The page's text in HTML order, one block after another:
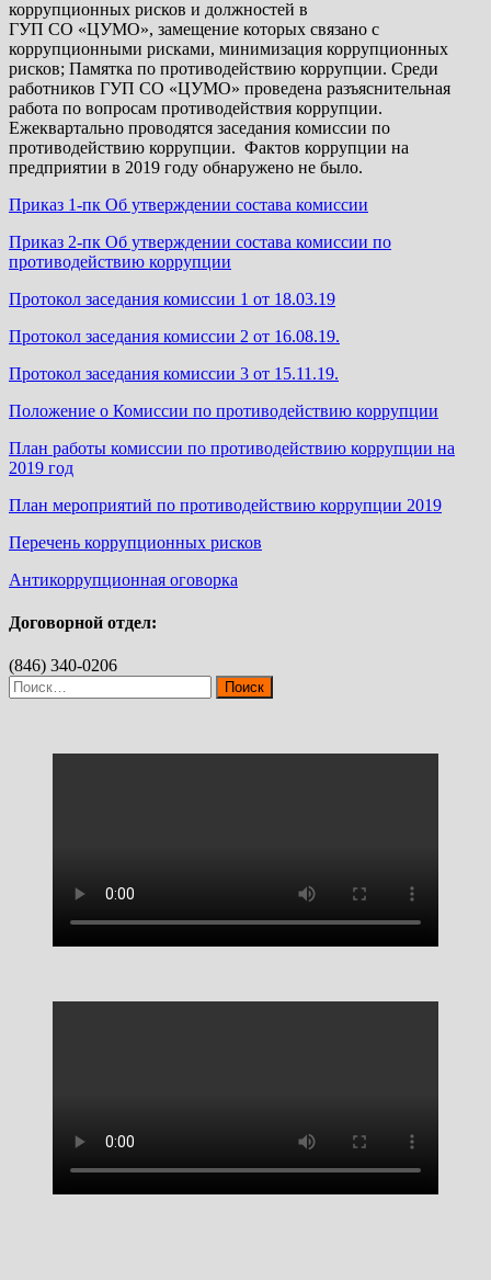
коррупционных рисков и должностей в
ГУП СО «ЦУМО», замещение которых связано с
коррупционными рисками, минимизация коррупционных
рисков; Памятка по противодействию коррупции. Среди
работников ГУП СО «ЦУМО» проведена разъяснительная
работа по вопросам противодействия коррупции.
Ежеквартально проводятся заседания комиссии по
противодействию коррупции. Фактов коррупции на
предприятии в 2019 году обнаружено не было.
Приказ 1-пк Об утверждении состава комиссии
Приказ 2-пк Об утверждении состава комиссии по
противодействию коррупции
Протокол заседания комиссии 1 от 18.03.19
Протокол заседания комиссии 2 от 16.08.19.
Протокол заседания комиссии 3 от 15.11.19.
Положение о Комиссии по противодействию коррупции
План работы комиссии по противодействию коррупции на
2019 год
План мероприятий по противодействию коррупции 2019
Перечень коррупционных рисков
Антикоррупционная оговорка
Договорной отдел:
(846) 340-0206
Найти: